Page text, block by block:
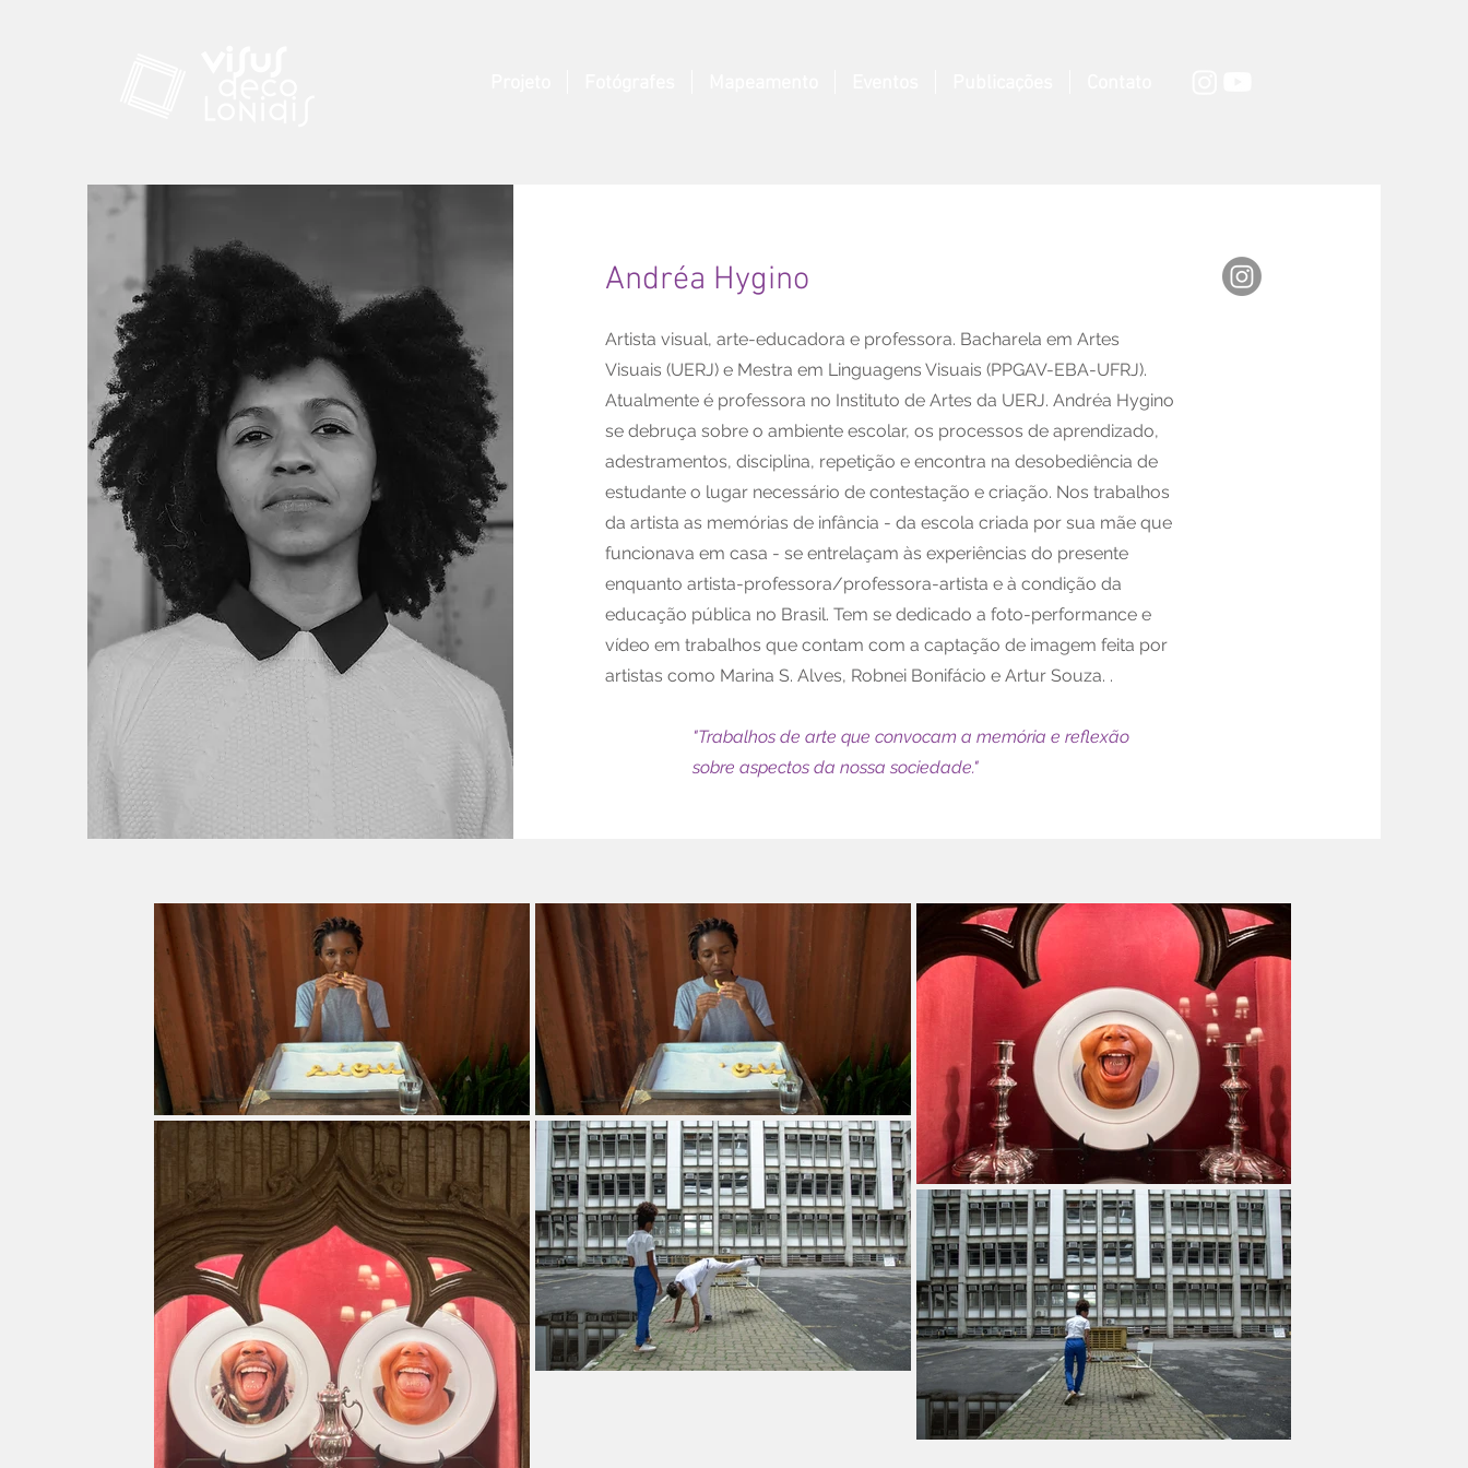
Andréa Hygino
Artista visual, arte-educadora e professora. Bacharela em Artes
Visuais (UERJ) e Mestra em Linguagens Visuais (PPGAV-EBA-UFRJ).
Atualmente é professora no Instituto de Artes da UERJ. Andréa Hygino
se debruça sobre o ambiente escolar, os processos de aprendizado,
adestramentos, disciplina, repetição e encontra na desobediência de
estudante o lugar necessário de contestação e criação. Nos trabalhos
da artista as memórias de infância - da escola criada por sua mãe que
funcionava em casa - se entrelaçam às experiências do presente
enquanto artista-professora/professora-artista e à condição da
educação pública no Brasil. Tem se dedicado a foto-performance e
vídeo em trabalhos que contam com a captação de imagem feita por
artistas como Marina S. Alves, Robnei Bonifácio e Artur Souza. .
"Trabalhos de arte que convocam a memória e reflexão
sobre aspectos da nossa sociedade."